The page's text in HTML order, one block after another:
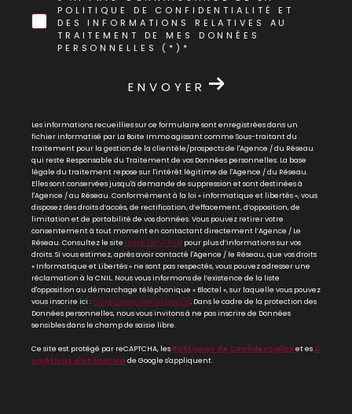
POLITIQUE DE CONFIDENTIALITÉ ET
DES INFORMATIONS RELATIVES AU
TRAITEMENT DE MES DONNÉES
PERSONNELLES (*)*
ENVOYER
Les informations recueillies sur ce formulaire sont enregistrées dans un
fichier informatisé par La Boite Immo agissant comme Sous-traitant du
traitement pour la gestion de la clientèle/prospects de l'Agence / du Réseau
qui reste Responsable du Traitement de vos Données personnelles. La base
légale du traitement repose sur l'intérêt légitime de l'Agence / du Réseau.
Elles sont conservées jusqu'à demande de suppression et sont destinées à
l'Agence / au Réseau. Conformément à la loi « informatique et libertés », vous
disposez des droits d’accès, de rectification, d’effacement, d’opposition, de
limitation et de portabilité de vos données. Vous pouvez retirer votre
consentement à tout moment en contactant directement l’Agence / Le
Réseau. Consultez le site https://cnil.fr/fr pour plus d’informations sur vos
droits. Si vous estimez, après avoir contacté l'Agence / le Réseau, que vos droits
« Informatique et Libertés » ne sont pas respectés, vous pouvez adresser une
réclamation à la CNIL. Nous vous informons de l’existence de la liste
d'opposition au démarchage téléphonique « Bloctel », sur laquelle vous pouvez
vous inscrire ici : https://www.bloctel.gouv.fr. Dans le cadre de la protection des
Données personnelles, nous vous invitons à ne pas inscrire de Données
sensibles dans le champ de saisie libre.
Ce site est protégé par reCAPTCHA, les Politiques de Confidentialitéet es C
onditions d'utilisation de Google s'appliquent.